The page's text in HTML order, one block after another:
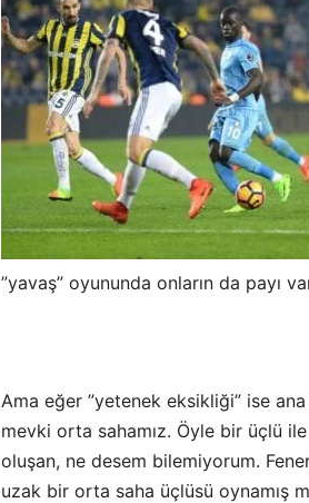
”yavaş” oyununda onların da payı
Ama eğer ”yetenek eksikliği” ise
mevki orta sahamız. Öyle bir üçlü
oluşan, ne desem bilemiyorum.
uzak bir orta saha üçlüsü oynamış